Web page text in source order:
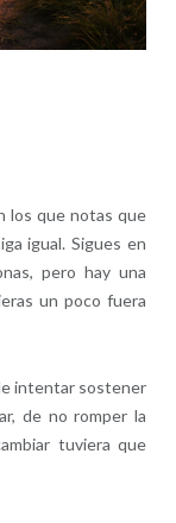
los que notas que
igual. Sigues en
pero hay una
un poco fuera
intentar sostener
de no romper la
tuviera que